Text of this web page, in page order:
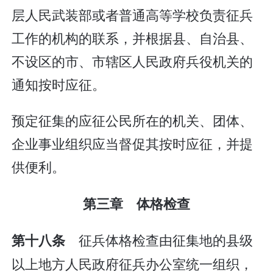
层人民武装部或者普通高等学校负责征兵
工作的机构的联系，并根据县、自治县、
不设区的市、市辖区人民政府兵役机关的
通知按时应征。
预定征集的应征公民所在的机关、团体、
企业事业组织应当督促其按时应征，并提
供便利。
第三章 体格检查
第十八条 征兵体格检查由征集地的县级
以上地方人民政府征兵办公室统一组织，